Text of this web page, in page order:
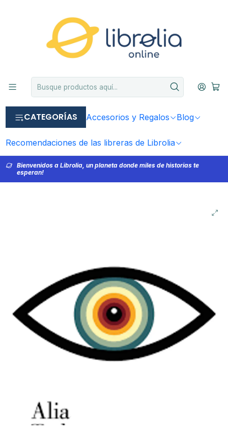
CATEGORÍAS Accesorios y Regalos Blog
Recomendaciones de las libreras de Librolia
Bienvenidos a Librolia, un planeta donde miles de historias te
esperan!